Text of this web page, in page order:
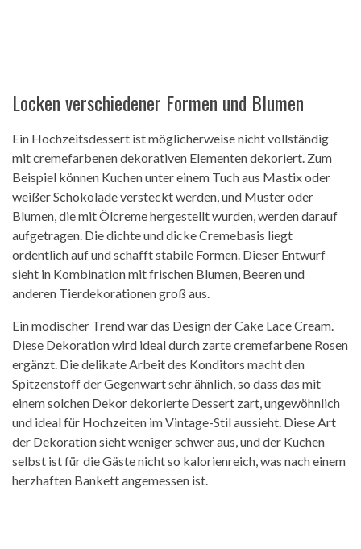
Locken verschiedener Formen und Blumen
Ein Hochzeitsdessert ist möglicherweise nicht vollständig
mit cremefarbenen dekorativen Elementen dekoriert. Zum
Beispiel können Kuchen unter einem Tuch aus Mastix oder
weißer Schokolade versteckt werden, und Muster oder
Blumen, die mit Ölcreme hergestellt wurden, werden darauf
aufgetragen. Die dichte und dicke Cremebasis liegt
ordentlich auf und schafft stabile Formen. Dieser Entwurf
sieht in Kombination mit frischen Blumen, Beeren und
anderen Tierdekorationen groß aus.
Ein modischer Trend war das Design der Cake Lace Cream.
Diese Dekoration wird ideal durch zarte cremefarbene Rosen
ergänzt. Die delikate Arbeit des Konditors macht den
Spitzenstoff der Gegenwart sehr ähnlich, so dass das mit
einem solchen Dekor dekorierte Dessert zart, ungewöhnlich
und ideal für Hochzeiten im Vintage-Stil aussieht. Diese Art
der Dekoration sieht weniger schwer aus, und der Kuchen
selbst ist für die Gäste nicht so kalorienreich, was nach einem
herzhaften Bankett angemessen ist.